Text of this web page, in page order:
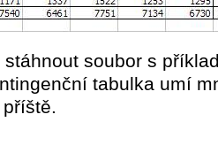
soubor s
tabulka umí